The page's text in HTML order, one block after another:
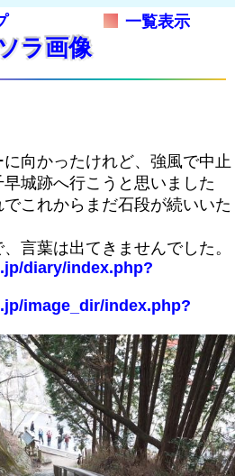
一覧表示
ラ画像
向かったけれど、強風で中止
城跡へ行こうと思いました
これからまだ石段が続いいた
言葉は出てきませんでした。
diary/index.php?
image_dir/index.php?